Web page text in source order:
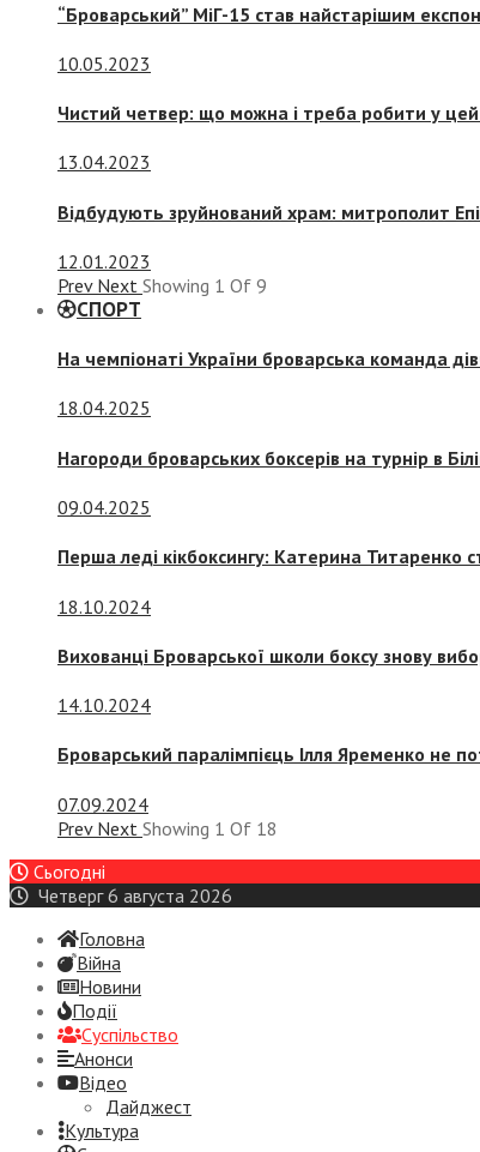
“Броварський” МіГ-15 став найстарішим
10.05.2023
Чистий четвер: що можна і треба робити у
13.04.2023
Відбудують зруйнований храм: митрополит
12.01.2023
Prev Next Showing 1 Of 9
СПОРТ
На чемпіонаті України броварська команда
18.04.2025
Нагороди броварських боксерів на турнір в
09.04.2025
Перша леді кікбоксингу: Катерина Титаренко
18.10.2024
Вихованці Броварської школи боксу знову
14.10.2024
Броварський паралімпієць Ілля Яременко не
07.09.2024
Prev Next Showing 1 Of 18
Сьогодні
Четверг 6 августа 2026
Головна
Війна
Новини
Події
Суспiльство
Анонси
Відео
Дайджест
Культура